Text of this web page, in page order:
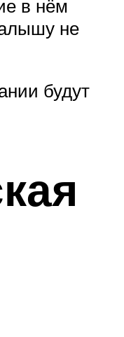
в нём
не
будут